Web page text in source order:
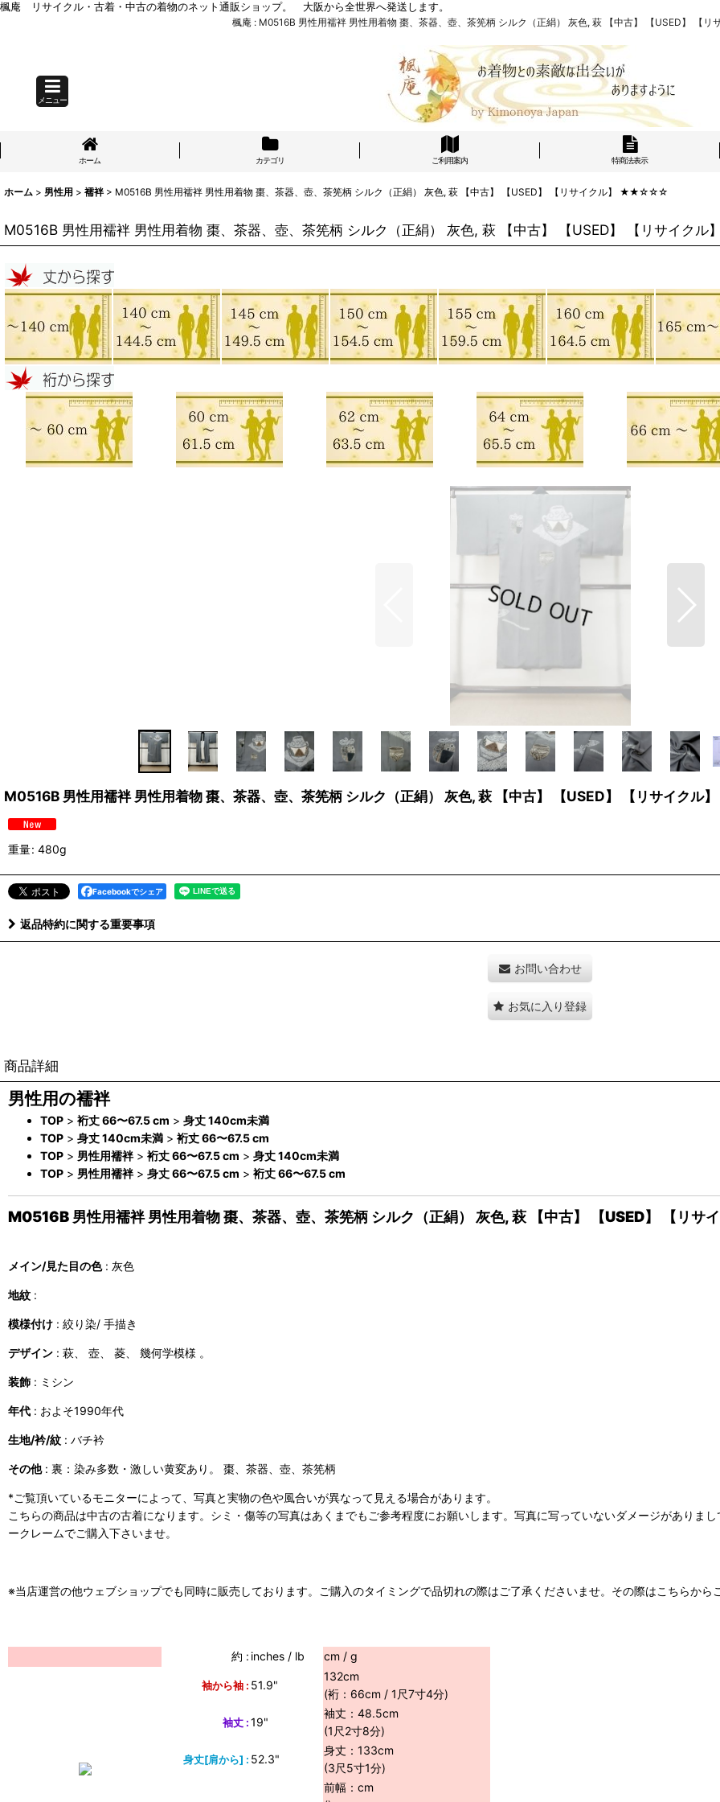
楓庵 リサイクル・古着・中古の着物のネット通販ショップ。 大阪から全世界へ発送します。
楓庵 : M0516B 男性用襦袢 男性用着物 棗、茶器、壺、茶筅柄 シルク（正絹） 灰色, 萩 【中古】 【USED】
メニュー
ホーム カテゴリ ご利用案内 特商法表示
ホーム > 男性用 > 襦袢 > M0516B 男性用襦袢 男性用着物 棗、茶器、壺、茶筅柄 シルク（正絹） 灰色, 萩 【中古】 【USED】 【リサイクル】 ★★☆☆☆
M0516B 男性用襦袢 男性用着物 棗、茶器、壺、茶筅柄 シルク（正絹） 灰色, 萩 【中古】 【USED】 【リサイ
M0516B 男性用襦袢 男性用着物 棗、茶器、壺、茶筅柄 シルク（正絹） 灰色, 萩 【中古】 【USED】 【リサイ
重量: 480g
Facebookでシェア
返品特約に関する重要事項
お問い合わせ
お気に入り登録
商品詳細
男性用の襦袢
TOP > 裄丈 66〜67.5 cm > 身丈 140cm未満
TOP > 身丈 140cm未満 > 裄丈 66〜67.5 cm
TOP > 男性用襦袢> 裄丈 66〜67.5 cm > 身丈 140cm未満
TOP > 男性用襦袢> 身丈 66〜67.5 cm > 裄丈 66〜67.5 cm
M0516B 男性用襦袢 男性用着物 棗、茶器、壺、茶筅柄 シルク（正絹） 灰色, 萩 【中古】 【USED】 【
メイン/見た目の色: 灰色
地紋 :
模様付け : 絞り染/ 手描き
デザイン : 萩、 壺、 菱、 幾何学模様 。
装飾 : ミシン
年代 : およそ1990年代
生地/衿/紋 : バチ衿
その他: 裏：染み多数・激しい黄変あり。 棗、茶器、壺、茶筅柄
*ご覧頂いているモニターによって、写真と実物の色や風合いが異なって見える場合があります。
こちらの商品は中古の古着になります。シミ・傷等の写真はあくまでもご参考程度にお願いします。写真に写っていないダメージがありま
ークレームでご購入下さいませ。
※当店運営の他ウェブショップでも同時に販売しております。ご購入のタイミングで品切れの際はご了承くださいませ。その際はこちらから
約 : inches / lb cm / g
袖から袖 : 51.9"
132cm
(裄：66cm / 1尺7寸4分)
袖丈 :19"
袖丈：48.5cm
(1尺2寸8分)
身丈[肩から] : 52.3"
身丈：133cm
(3尺5寸1分)
前幅：cm